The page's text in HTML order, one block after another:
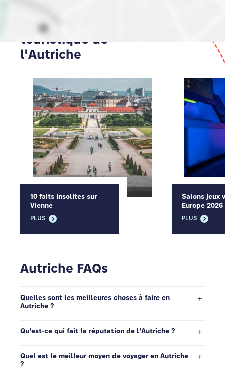
Guide
touristique de
l'Autriche
10 faits insolites sur
Vienne
PLUS
Salons jeux
Europe 2026
PLUS
Autriche FAQs
Quelles sont les meilleures choses à faire en
Autriche ?
Qu'est-ce qui fait la réputation de l'Autriche ?
Quel est le meilleur moyen de voyager en Autriche
?